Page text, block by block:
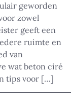
geworden
zowel
geeft een
ruimte en
van
wat beton ciré
tips voor […]